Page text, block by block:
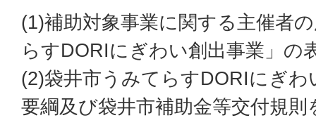
(1)補助対象事業に関する主催者
らすDORIにぎわい創出事業」の
(2)袋井市うみてらすDORIにぎわ
要綱及び袋井市補助金等交付規